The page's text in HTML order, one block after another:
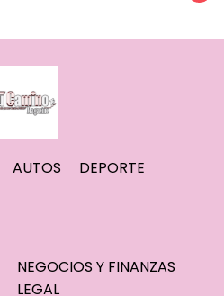
AUTOS DEPORTE
NEGOCIOS Y FINANZAS
LEGAL